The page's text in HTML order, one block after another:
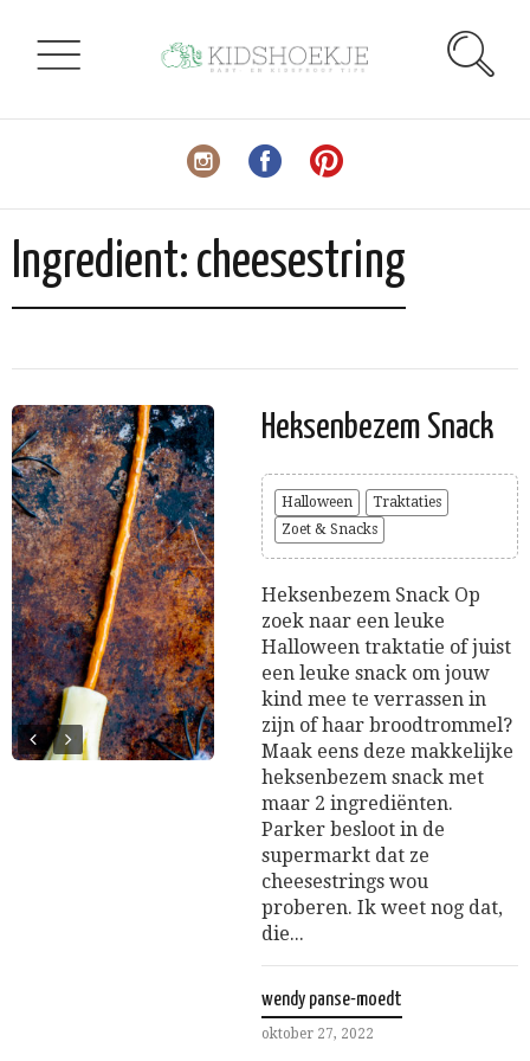
Ingredient: cheesestring
Heksenbezem Snack
Halloween
Traktaties
Zoet & Snacks
Heksenbezem Snack Op
zoek naar een leuke
Halloween traktatie of juist
een leuke snack om jouw
kind mee te verrassen in
zijn of haar broodtrommel?
Maak eens deze makkelijke
heksenbezem snack met
maar 2 ingrediënten.
Parker besloot in de
supermarkt dat ze
cheesestrings wou
proberen. Ik weet nog dat,
die...
wendy panse-moedt
oktober 27, 2022